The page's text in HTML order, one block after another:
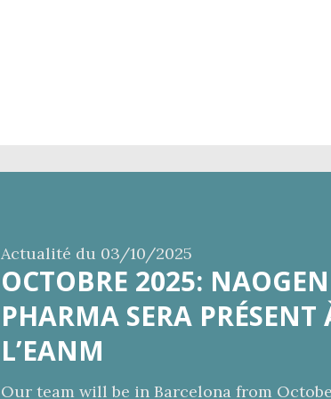
Actualité du 03/10/2025
OCTOBRE 2025: NAOGEN
PHARMA SERA PRÉSENT
L’EANM
Our team will be in Barcelona from